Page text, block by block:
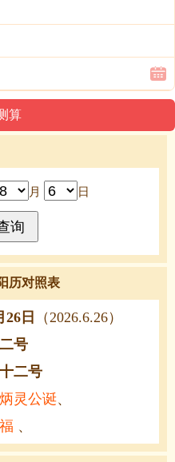
月 日
历对照表
26日
（2026.6.26）
号
二号
炳灵公诞、
、